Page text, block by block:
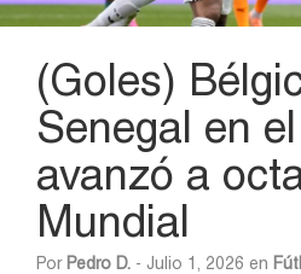
(Goles)
Senegal en
avanzó a
Mundial
Por Pedro D. - Julio 1, 2026 en